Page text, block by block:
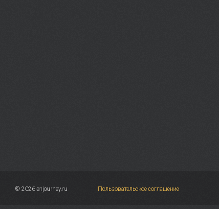
© 2026 enjourney.ru Пользовательское соглашение